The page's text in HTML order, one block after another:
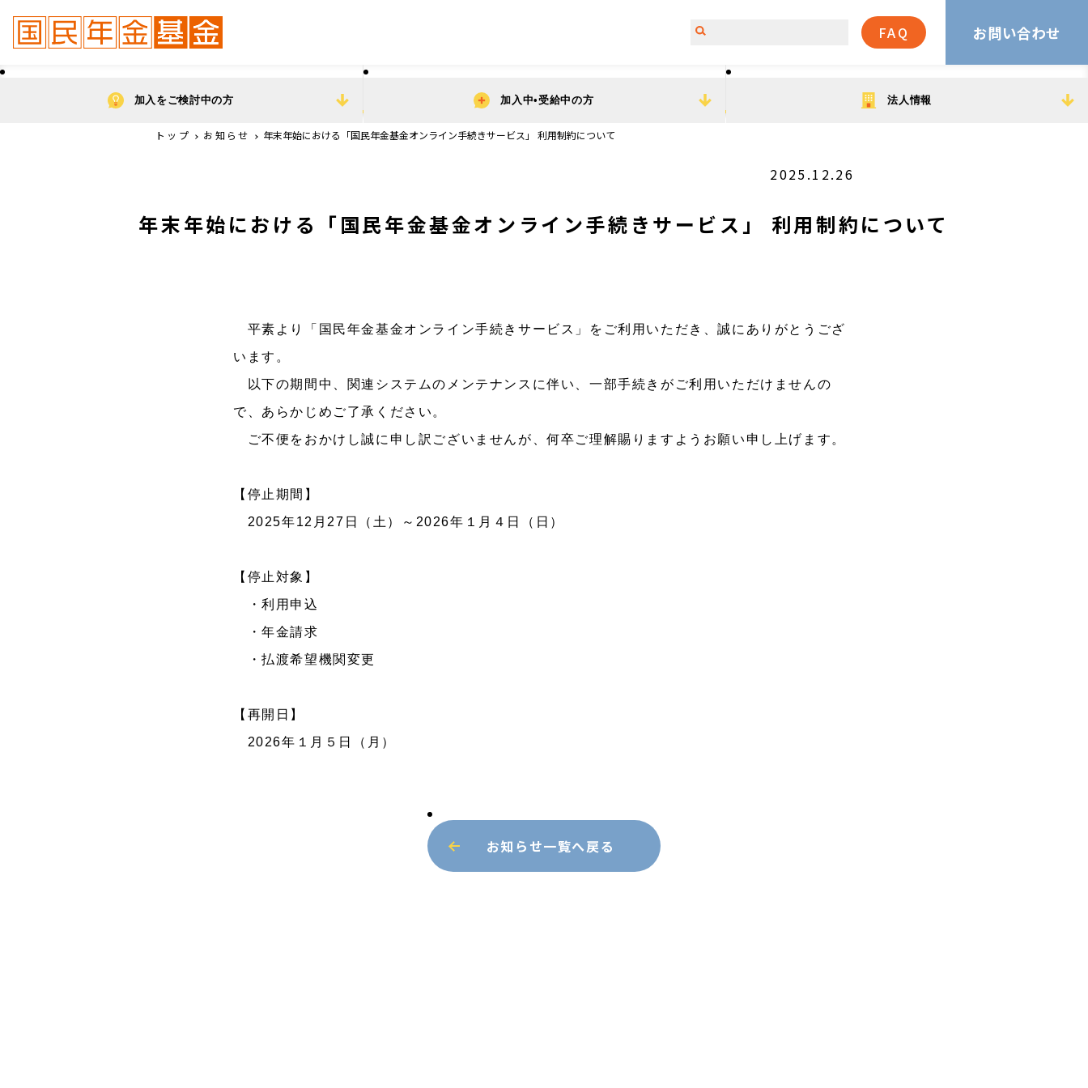
FAQ お問い合わせ
加入をご検討中の方 加入中•受給中の方 法人情報
トップ お知らせ 年末年始における「国民年金基金オンライン手続きサービス」 利用制約について
年末年始における「国民年金基金オンライン手続きサービス」 利用制約について
2025.12.26
平素より「国民年金基金オンライン手続きサービス」をご利用いただき、誠にありがとうござ
います。
以下の期間中、関連システムのメンテナンスに伴い、一部手続きがご利用いただけませんの
で、あらかじめご了承ください。
ご不便をおかけし誠に申し訳ございませんが、何卒ご理解賜りますようお願い申し上げます。
【停止期間】
2025年12月27日（土）～2026年１月４日（日）
【停止対象】
・利用申込
・年金請求
・払渡希望機関変更
【再開日】
2026年１月５日（月）
お知らせ一覧へ戻る